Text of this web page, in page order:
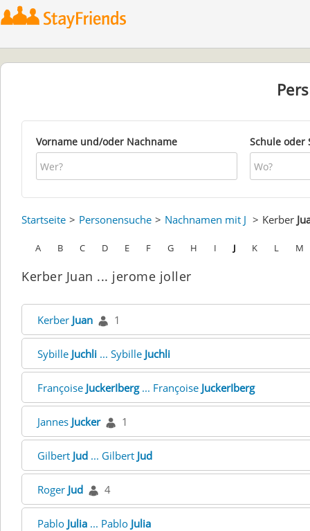
Vorname und/oder Nachname Schule oder
Startseite Personensuche Nachnamen mit J Kerber
A B C D E F G H I J K L M
Kerber Juan ... jerome joller
Kerber Juan 1
Sybille Juchli ... Sybille Juchli
Françoise JuckerIberg... Françoise JuckerIberg
Jannes Jucker 1
Gilbert Jud ... Gilbert Jud
Roger Jud 4
Pablo Julia ... Pablo Julia